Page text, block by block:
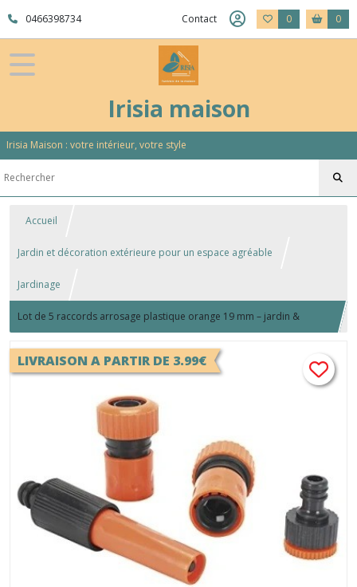
0466398734 Contact 0 0
Irisia maison
Irisia Maison : votre intérieur, votre style
Accueil
Jardin et décoration extérieure pour un espace agréable
Jardinage
Lot de 5 raccords arrosage plastique orange 19 mm – jardin &
irrigation
LIVRAISON A PARTIR DE 3.99€